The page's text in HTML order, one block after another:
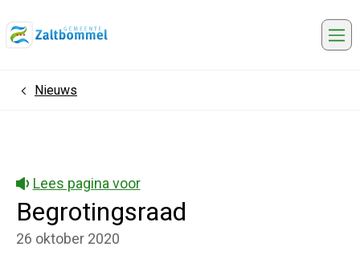
HomeNieuws
Lees pagina voor
Begrotingsraad
26 oktober 2020